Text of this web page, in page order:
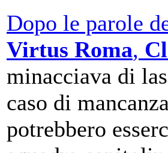
Dopo le parole
Virtus Roma,
minacciava di
caso di
potrebbero